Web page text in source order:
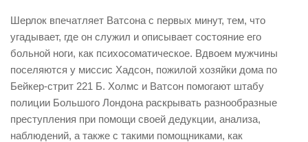
Шерлок впечатляет Ватсона с первых минут, тем, что
угадывает, где он служил и описывает состояние его
больной ноги, как психосоматическое. Вдвоем мужчины
поселяются у миссис Хадсон, пожилой хозяйки дома по
Бейкер-стрит 221 Б. Холмс и Ватсон помогают штабу
полиции Большого Лондона раскрывать разнообразные
преступления при помощи своей дедукции, анализа,
наблюдений, а также с такими помощниками, как